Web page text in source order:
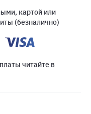
картой или
(безналично)
читайте в